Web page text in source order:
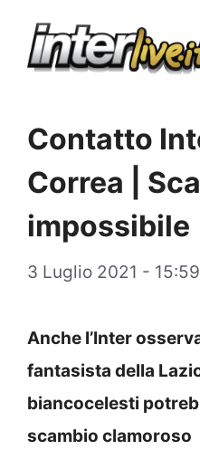
Contatto
Correa |
impossibile
3 Luglio 2021 - 15:59
Anche l’Inter
fantasista della
biancocelesti
scambio clamoroso